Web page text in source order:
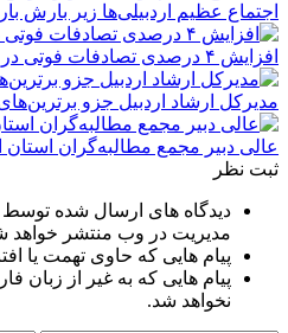
اجتماع عظیم اردبیلی‌ها زیر بارش
افزایش ۴ درصدی تصادفات فوتی در جاده‌های اردبیل
مدیرکل ارشاد اردبیل جزو
عالی دبیر مجمع مطالبه‌گران استان
ثبت نظر
دیدگاه های ارسال شده توسط
مدیریت در وب منتشر خواهد
پیام هایی که حاوی تهمت یا
پیام هایی که به غیر از زبان
نخواهد شد.